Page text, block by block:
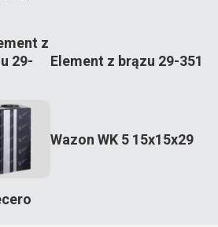
Element z brązu 29-351
Wazon WK 5 15x15x29